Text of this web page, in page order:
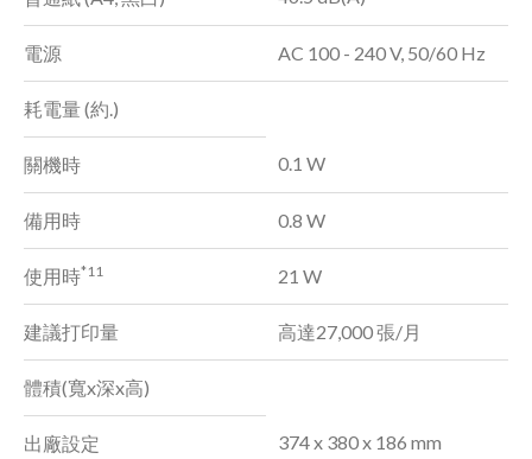
電源 AC 100 - 240 V, 50/60 Hz
耗電量 (約.)
關機時 0.1 W
備用時 0.8 W
使用時*11 21 W
建議打印量 高達27,000 張/月
體積(寬x深x高)
出廠設定 374 x 380 x 186 mm